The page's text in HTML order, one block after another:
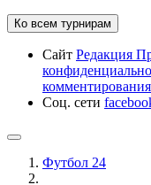
Ко всем турнирам
Сайт Редакция
комментирования
Соц. сети
Футбол 24